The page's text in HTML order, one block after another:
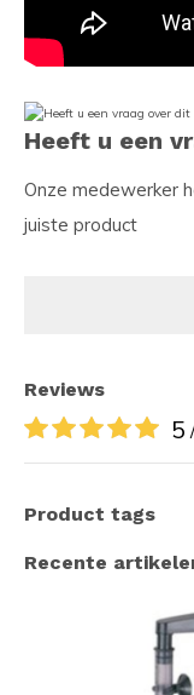
Heeft u een
Onze medewerker
juiste product
Reviews
5
Product tags
Recente